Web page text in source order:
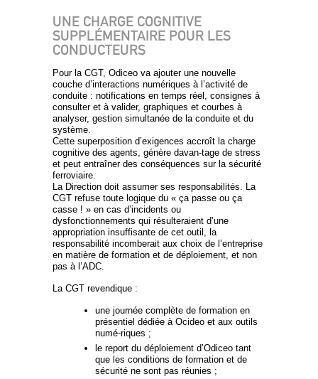
UNE CHARGE COGNITIVE
SUPPLÉMENTAIRE POUR LES
CONDUCTEURS
Pour la CGT, Odiceo va ajouter une nouvelle
couche d’interactions numériques à l’activité de
conduite : notifications en temps réel, consignes à
consulter et à valider, graphiques et courbes à
analyser, gestion simultanée de la conduite et du
système.
Cette superposition d’exigences accroît la charge
cognitive des agents, génère davan-tage de stress
et peut entraîner des conséquences sur la sécurité
ferroviaire.
La Direction doit assumer ses responsabilités. La
CGT refuse toute logique du « ça passe ou ça
casse ! » en cas d’incidents ou
dysfonctionnements qui résulteraient d’une
appropriation insuffisante de cet outil, la
responsabilité incomberait aux choix de l’entreprise
en matière de formation et de déploiement, et non
pas à l’ADC.
La CGT revendique :
une journée complète de formation en
présentiel dédiée à Ocideo et aux outils
numé-riques ;
le report du déploiement d’Odiceo tant
que les conditions de formation et de
sécurité ne sont pas réunies ;